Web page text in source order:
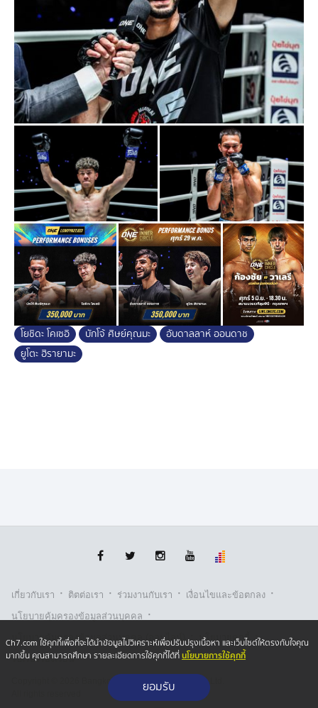
บักโจ้ ศิษย์คุณมะ” วัย 21 ปี น้องใหม่ของ
รายการทำหน้าที่มวยแทน “พยัคฆ์ ศักดิ์สตูล” ที่ขอถอนตัว
เนื่องจากป่วย เจ้าตัวขึ้นเวทีสู้กับนักชกรุ่นพี่ “ตาลเดี่ยว
ป.ประวิทย์” อายุ 29 ปี ได้อย่างสูสี โดยยืนแลกหมัดกันสนุก
ตั้งแต่ต้นยกที่ 2 แต่กำปั้นของ “บักโจ้” นั้นทรงพลังกว่าจึงส่ง
คู่ชกลงไปนอนในนาทีที่ 1:02 ส่งให้ได้รับชัยชนะพร้อมคว้า
โบนัสกลับบ้านตั้งแต่ไฟต์เปิดตัว
ทั้งนี้ "โบนัส" เป็นเงินพิเศษที่ "บอสชาตรี" กำหนดขึ้นมาเพิ่ม
เติมนอกเหนือสัญญาที่ผู้จัดการและนักกีฬาตกลงกันก่อนชก
จึงไม่มีข้อผูกมัดใด ๆ ในการพิจารณา และการชนะน็อกหรือ
ปิดเกมคู่แข่งได้ ไม่ได้การันตีว่าจะได้รับโบนัสเสมอไป
สัปดาห์หน้าเตรียมมันกันต่อกับรายการ The Inner Circle
วันศุกร์ที่ 5 มิ.ย. นี้ โดยคู่เอก “ก้องชัย ไฉนดอนเมือง” แข้ง
ซ้ายอันตราย วัย 23 ปี จากบุรีรัมย์ จะวัดแกร่งกับ “วาเลรี ส
ตรุนการี” วัย 24 ปี จากมอลโดวา ภายใต้กติกามวยไทย รุ่น
สตรอว์เวต (115-125 ป.)
ขณะที่ศึกONE ลุมพินี157 คู่เอกของรายการ “ยอดเหล็ก
เพชร อ.อัจฉริยะ” จอมบู๊อาวุธหนัก วัย 31 ปี จากร้อยเอ็ด ขอ
ไล่ล่าชัยชนะไฟต์ที่ 3 ติดต่อกัน ปะทะเดือดกับ “ซอว์ มิน
The Inner Circle
ส่วนศึก ONE ลุมพินี 157
ผู้ชมทางบ้าน สามารถรับชมการ
-เฟซบุ๊ก ONE Championship Thailand
-ยูทูบ ONE Championship
-เว็บไซต์ Watch.ONEFC.com (เฉพาะบางประเทศ)
โยชิดะ โคเซอิ บักโจ้ ศิษย์คุณมะ
อับดาลลาห์ ออนดาช
ยูโตะ ฮิรายามะ
เกี่ยวกับเรา · ติตต่อเรา · ร่วมงานกับเรา · เงื่อนไขและข้อตกลง ·
นโยบายคุ้มครองข้อมูลส่วนบุคคล ·
นโยบายคุ้มครองข้อมูลส่วนบุคคล (ออนไลน์) · นโยบายคุกกี้ ·
รับเรื่องร้องเรียน
Copyright © 2026 Bangkok Broadcasting & T.V. Co.,Ltd.
Ch7.com ใช้คุกกี้เพื่อที่จะได้นำข้อมูลไปวิเคราะห์เพื่อปรับปรุงเนื้อหา และเว็บไซต์ให้ตรงกับใจคุณ
มากขึ้น คุณสามารถศึกษา รายละเอียดการใช้คุกกี้ได้ที่นโยบายการใช้คุกกี้
ยอมรับ